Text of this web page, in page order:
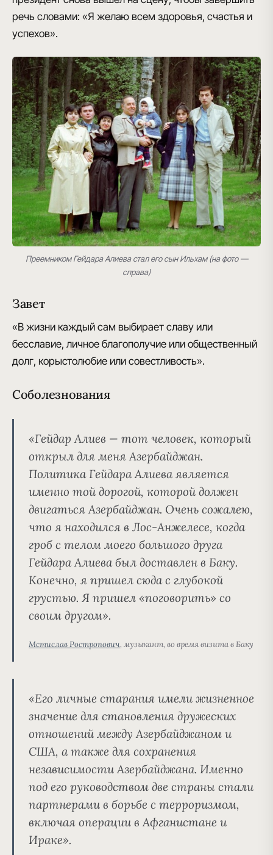
речь словами: «Я желаю всем здоровья, счастья и
успехов».
Преемником Гейдара Алиева стал его сын Ильхам (на фото —
справа)
Завет
«В жизни каждый сам выбирает славу или
бесславие, личное благополучие или общественный
долг, корыстолюбие или совестливость».
Соболезнования
«Гейдар Алиев — тот человек, который
открыл для меня Азербайджан.
Политика Гейдара Алиева является
именно той дорогой, которой должен
двигаться Азербайджан. Очень сожалею,
что я находился в Лос-Анжелесе, когда
гроб с телом моего большого друга
Гейдара Алиева был доставлен в Баку.
Конечно, я пришел сюда с глубокой
грустью. Я пришел «поговорить» со
своим другом».
Мстислав Ростропович, музыкант, во время визита в Баку
«Его личные старания имели жизненное
значение для становления дружеских
отношений между Азербайджаном и
США, а также для сохранения
независимости Азербайджана. Именно
под его руководством две страны стали
партнерами в борьбе с терроризмом,
включая операции в Афганистане и
Ираке».